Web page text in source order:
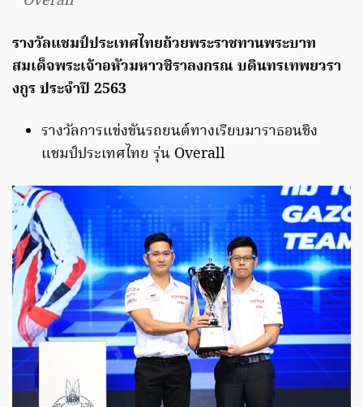
รางวัลแชมป์ประเทศไทยถ้วยพระราชทานพระบาท
สมเด็จพระเจ้าอหัวมหาวชิราลงกรณ บดินทรเทพยวรา
งกูร ประจำปี 2563
รางวัลการแข่งขันรถยนต์ทางเรียบมาราธอนชิง
แชมป์ประเทศไทย รุ่น Overall